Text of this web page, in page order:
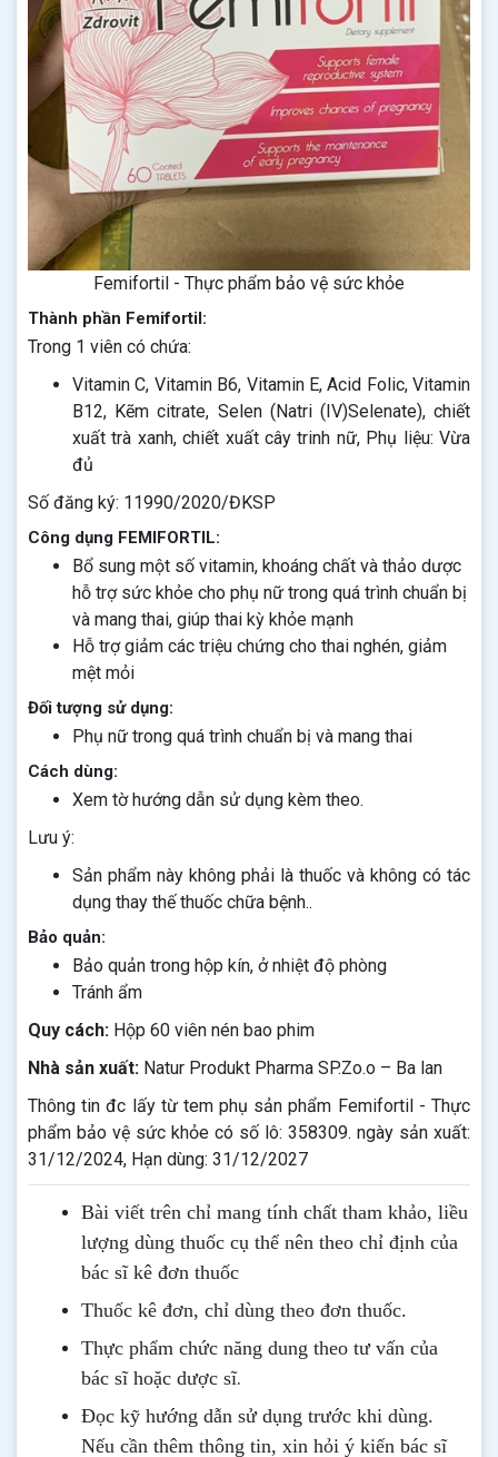
Femifortil - Thực phẩm bảo vệ sức khỏe
Thành phần Femifortil:
Trong 1 viên có chứa:
Vitamin C, Vitamin B6, Vitamin E, Acid Folic, Vitamin
B12, Kẽm citrate, Selen (Natri (IV)Selenate), chiết
xuất trà xanh, chiết xuất cây trinh nữ, Phụ liệu: Vừa
đủ
Số đăng ký: 11990/2020/ĐKSP
Công dụng FEMIFORTIL:
Bổ sung một số vitamin, khoáng chất và thảo dược
hỗ trợ sức khỏe cho phụ nữ trong quá trình chuẩn bị
và mang thai, giúp thai kỳ khỏe mạnh
Hỗ trợ giảm các triệu chứng cho thai nghén, giảm
mệt mỏi
Đối tượng sử dụng:
Phụ nữ trong quá trình chuẩn bị và mang thai
Cách dùng:
Xem tờ hướng dẫn sử dụng kèm theo.
Lưu ý:
Sản phẩm này không phải là thuốc và không có tác
dụng thay thế thuốc chữa bệnh..
Bảo quản:
Bảo quản trong hộp kín, ở nhiệt độ phòng
Tránh ẩm
Quy cách: Hộp 60 viên nén bao phim
Nhà sản xuất: Natur Produkt Pharma SP.Zo.o – Ba lan
Thông tin đc lấy từ tem phụ sản phẩm Femifortil - Thực
phẩm bảo vệ sức khỏe có số lô: 358309. ngày sản xuất:
31/12/2024, Hạn dùng: 31/12/2027
Bài viết trên chỉ mang tính chất tham khảo, liều
lượng dùng thuốc cụ thể nên theo chỉ định của
bác sĩ kê đơn thuốc
Thuốc kê đơn, chỉ dùng theo đơn thuốc.
Thực phẩm chức năng dung theo tư vấn của
bác sĩ hoặc dược sĩ.
Đọc kỹ hướng dẫn sử dụng trước khi dùng.
Nếu cần thêm thông tin, xin hỏi ý kiến bác sĩ